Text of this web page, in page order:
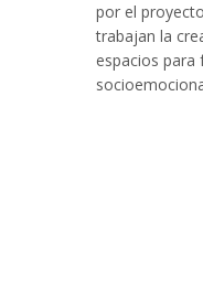
por el
trabajan la
espacios para